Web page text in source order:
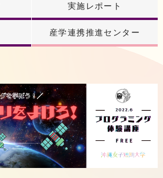
実施レポート
産学連携推進センター